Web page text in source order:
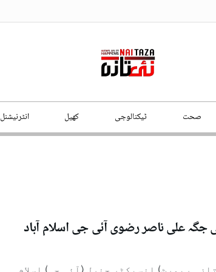
صحت ٹیکنالوجی کھیل انٹرنیشنل
جگہ علی ناصر رضوی آئی جی اسلام آباد